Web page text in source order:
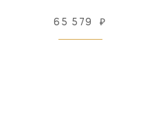
65 579 ₽